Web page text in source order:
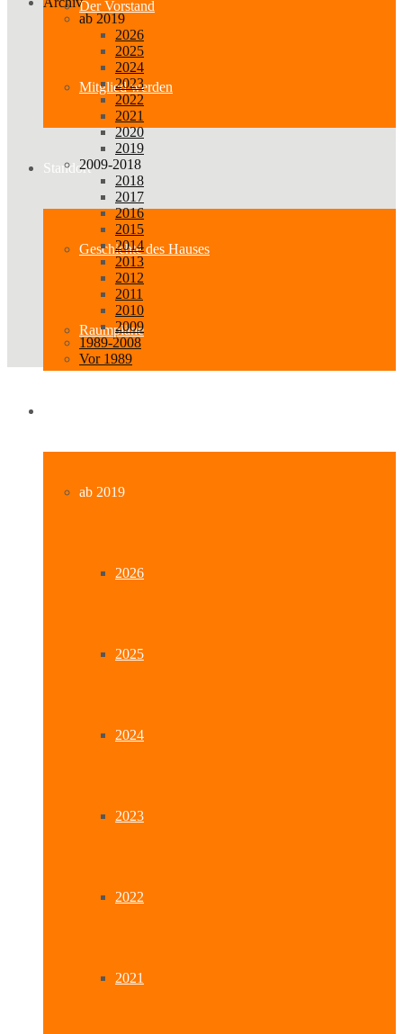
Der Vorstand
Mitglied werden
Standort
Geschichte des Hauses
Raumpläne
ab 2019
2026
2025
2024
2023
2022
2021
ab 2019
2026
2025
2024
2023
2022
2021
2020
2019
2009-2018
2018
2017
2016
2015
2014
2013
2012
2011
2010
2009
1989-2008
Vor 1989